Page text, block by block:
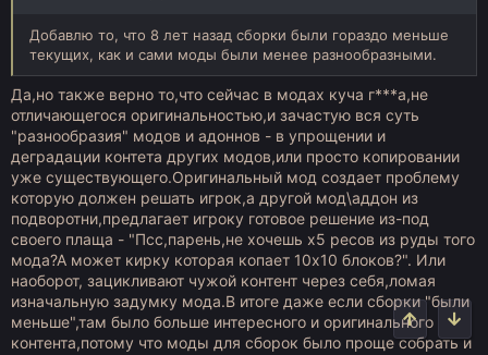
Добавлю то, что 8 лет назад сборки были гораздо меньше
текущих, как и сами моды были менее разнообразными.
Да,но также верно то,что сейчас в модах куча г***а,не
отличающегося оригинальностью,и зачастую вся суть
"разнообразия" модов и адоннов - в упрощении и
деградации контета других модов,или просто копировании
уже существующего.Оригинальный мод создает проблему
которую должен решать игрок,а другой мод\аддон из
подворотни,предлагает игроку готовое решение из-под
своего плаща - "Псс,парень,не хочешь х5 ресов из руды того
мода?А может кирку которая копает 10х10 блоков?". Или
наоборот, зацикливают чужой контент через себя,ломая
изначальную задумку мода.В итоге даже если сборки "были
меньше",там было больше интересного и оригинального
контента,потому что моды для сборок было проще собрать и